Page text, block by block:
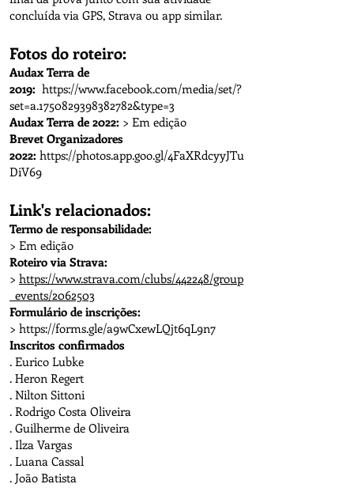
concluída via GPS, Strava ou app similar.
Fotos do roteiro:
Audax Terra de
2019: https://www.facebook.com/media/set/?
set=a.1750829398382782&type=3
Audax Terra de 2022: > Em edição
Brevet Organizadores
2022: https://photos.app.goo.gl/4FaXRdcyyJTu
DiV69
Link's relacionados:
Termo de responsabilidade:
> Em edição
Roteiro via Strava:
> https://www.strava.com/clubs/442248/group
_events/2062503
Formulário de inscrições:
> https://forms.gle/a9wCxewLQjt6qL9n7
Inscritos confirmados
. Eurico Lubke
. Heron Regert
. Nilton Sittoni
. Rodrigo Costa Oliveira
. Guilherme de Oliveira
. Ilza Vargas
. Luana Cassal
. João Batista